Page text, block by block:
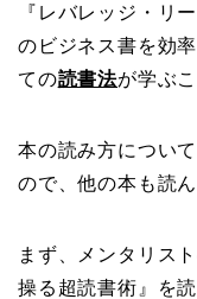
『レバレッジ・リ
のビジネス書を効
ての読書法が学ぶ
本の読み方につい
ので、他の本も読
まず、メンタリス
操る超読書術』を読